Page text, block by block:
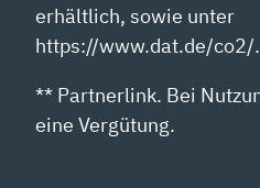
erhältlich, sowie unter
https://www.dat.de/co2/.
** Partnerlink. Bei
eine Vergütung.